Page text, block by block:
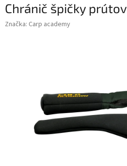
Chránič špičky prútov
Značka: Carp academy